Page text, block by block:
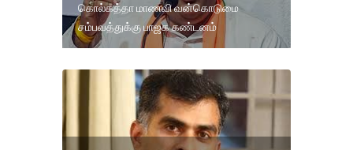
கொல்கத்தா மாணவி வன்கொடுமை
சம்பவத்துக்கு பாஜக கண்டனம்